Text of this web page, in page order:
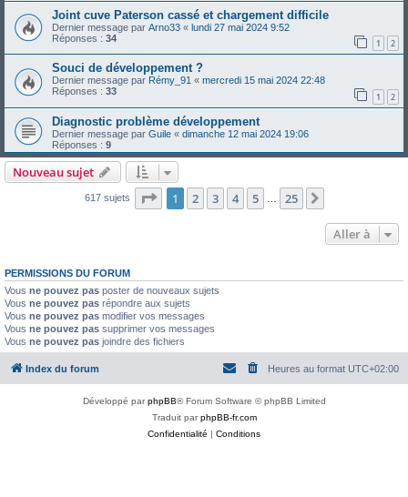
Joint cuve Paterson cassé et chargement difficile
Dernier message par Arno33 « lundi 27 mai 2024 9:52
Réponses : 34 1 2
Souci de développement ?
Dernier message par Rémy_91 « mercredi 15 mai 2024 22:48
Réponses : 33 1 2
Diagnostic problème développement
Dernier message par Guile « dimanche 12 mai 2024 19:06
Réponses : 9
Nouveau sujet
617 sujets Page 1sur25
1 2 3 4 5 25
Aller à
PERMISSIONS DU FORUM
Vous ne pouvez pas poster de nouveaux sujets
Vous ne pouvez pas répondre aux sujets
Vous ne pouvez pas modifier vos messages
Vous ne pouvez pas supprimer vos messages
Vous ne pouvez pas joindre des fichiers
Index du forum Heures au format UTC+02:00
Développé parphpBB® Forum Software © phpBB Limited
Traduit parphpBB-fr.com
Confidentialité | Conditions